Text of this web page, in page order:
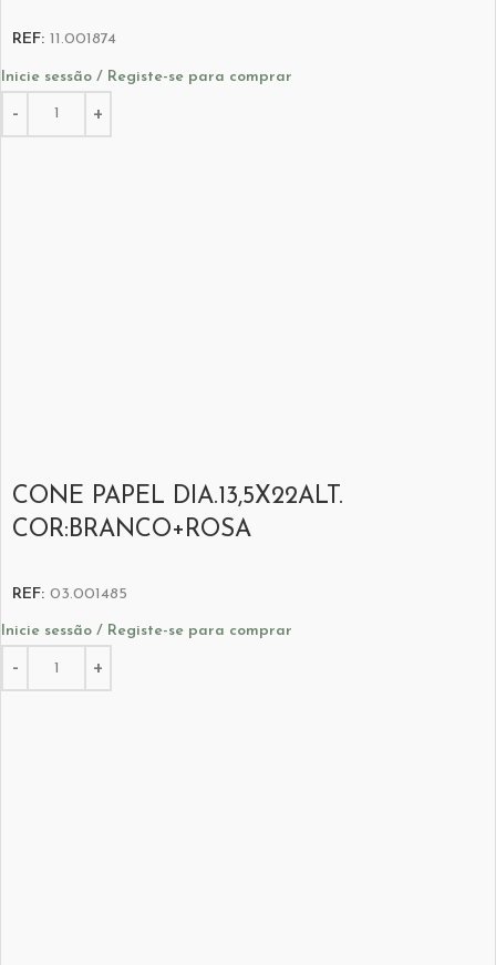
REF: 11.001874
Inicie sessão / Registe-se para comprar
CONE PAPEL DIA.13,5X22ALT.
COR:BRANCO+ROSA
REF: 03.001485
Inicie sessão / Registe-se para comprar